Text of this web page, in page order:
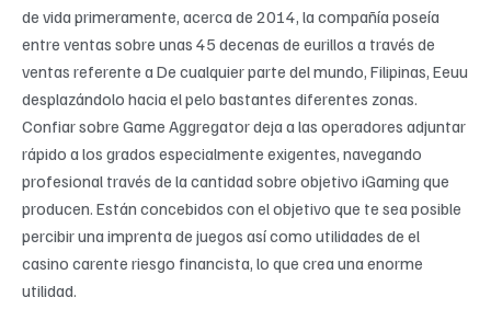
de vida primeramente, acerca de 2014, la compañía poseía
entre ventas sobre unas 45 decenas de eurillos a través de
ventas referente a De cualquier parte del mundo, Filipinas, Eeuu
desplazándolo hacia el pelo bastantes diferentes zonas.
Confiar sobre Game Aggregator deja a las operadores adjuntar
rápido a los grados especialmente exigentes, navegando
profesional través de la cantidad sobre objetivo iGaming que
producen. Están concebidos con el objetivo que te sea posible
percibir una imprenta de juegos así­ como utilidades de el
casino carente riesgo financista, lo que crea una enorme
utilidad.